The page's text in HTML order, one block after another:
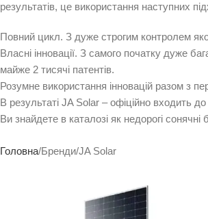
результатів, це використання наступних
Повний цикл. З дуже строгим контролем
Власні інновації. З самого початку дуже
майже 2 тисячі патентів.
Розумне використання інновацій разом з
В результаті JA Solar – офіційно входить
Ви знайдете в каталозі як недорогі
Головна Бренди JA Solar